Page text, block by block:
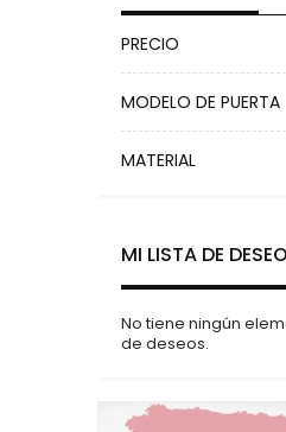
PRECIO
MODELO DE PUERTA
MATERIAL
MI LISTA DE
No tiene ningún
de deseos.